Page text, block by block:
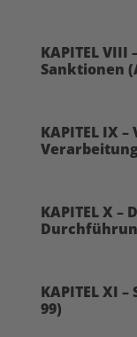
KAPITEL
Sanktionen
KAPITEL IX
KAPITEL X
KAPITEL XI
99)